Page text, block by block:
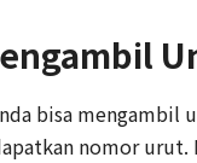
bisa mengambil
nomor urut.